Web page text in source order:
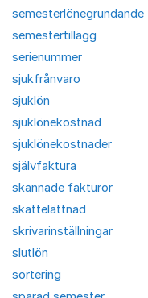
semesterlönegrundande
semestertillägg
serienummer
sjukfrånvaro
sjuklön
sjuklönekostnad
sjuklönekostnader
självfaktura
skannade fakturor
skattelättnad
skrivarinställningar
slutlön
sortering